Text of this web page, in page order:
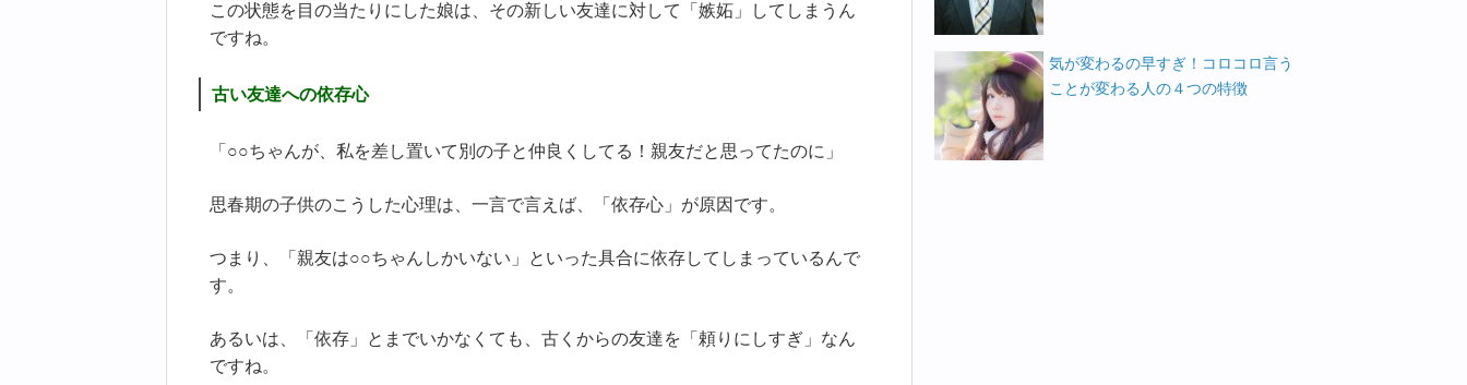
この状態を目の当たりにした娘は、その新しい友達に対して「嫉妬」してしまうん
ですね。
古い友達への依存心
「○○ちゃんが、私を差し置いて別の子と仲良くしてる！親友だと思ってたのに」
思春期の子供のこうした心理は、一言で言えば、「依存心」が原因です。
つまり、「親友は○○ちゃんしかいない」といった具合に依存してしまっているんで
す。
あるいは、「依存」とまでいかなくても、古くからの友達を「頼りにしすぎ」なん
ですね。
気が変わるの早すぎ！コロコロ言う
ことが変わる人の４つの特徴